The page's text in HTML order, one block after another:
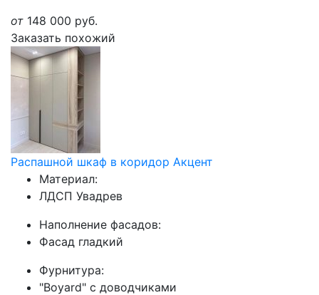
от 148 000 руб.
Заказать похожий
Распашной шкаф в коридор Акцент
Материал:
ЛДСП Увадрев
Наполнение фасадов:
Фасад гладкий
Фурнитура:
"Boyard" с доводчиками